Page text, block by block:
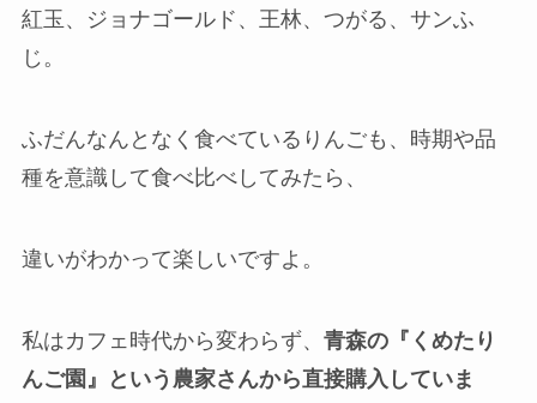
紅玉、ジョナゴールド、王林、つがる、サンふ
じ。
ふだんなんとなく食べているりんごも、時期や品
種を意識して食べ比べしてみたら、
違いがわかって楽しいですよ。
私はカフェ時代から変わらず、 青森の『くめたり
んご園』という農家さんから直接購入していま